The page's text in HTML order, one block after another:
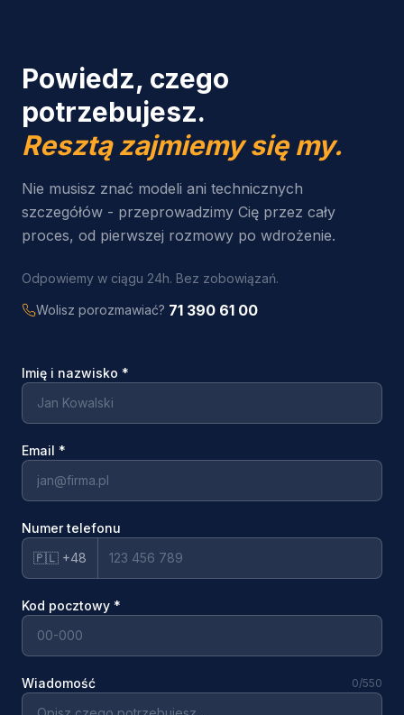
Powiedz, czego
potrzebujesz.
Resztą zajmiemy się my.
Nie musisz znać modeli ani technicznych
szczegółów - przeprowadzimy Cię przez cały
proces, od pierwszej rozmowy po wdrożenie.
Odpowiemy w ciągu 24h. Bez zobowiązań.
Wolisz porozmawiać? 71 390 61 00
Imię i nazwisko *
Email *
Numer telefonu
🇵🇱 +48
Kod pocztowy *
Wiadomość 0/550